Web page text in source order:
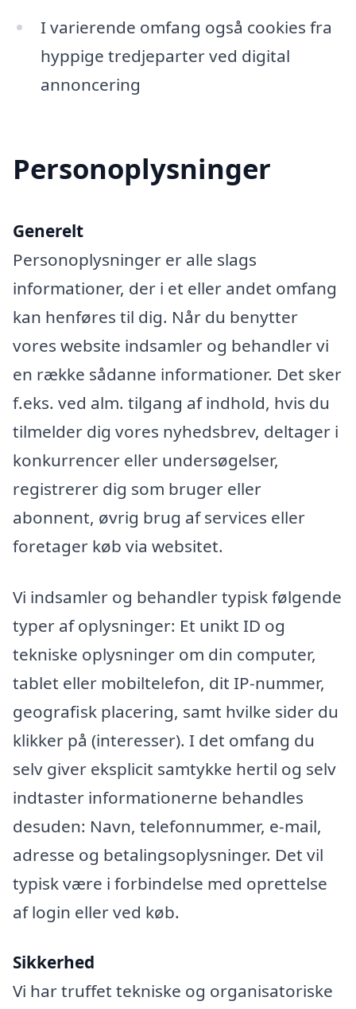
I varierende omfang også cookies fra
hyppige tredjeparter ved digital
annoncering
Personoplysninger
Generelt
Personoplysninger er alle slags
informationer, der i et eller andet omfang
kan henføres til dig. Når du benytter
vores website indsamler og behandler vi
en række sådanne informationer. Det sker
f.eks. ved alm. tilgang af indhold, hvis du
tilmelder dig vores nyhedsbrev, deltager i
konkurrencer eller undersøgelser,
registrerer dig som bruger eller
abonnent, øvrig brug af services eller
foretager køb via websitet.
Vi indsamler og behandler typisk følgende
typer af oplysninger: Et unikt ID og
tekniske oplysninger om din computer,
tablet eller mobiltelefon, dit IP-nummer,
geografisk placering, samt hvilke sider du
klikker på (interesser). I det omfang du
selv giver eksplicit samtykke hertil og selv
indtaster informationerne behandles
desuden: Navn, telefonnummer, e-mail,
adresse og betalingsoplysninger. Det vil
typisk være i forbindelse med oprettelse
af login eller ved køb.
Sikkerhed
Vi har truffet tekniske og organisatoriske